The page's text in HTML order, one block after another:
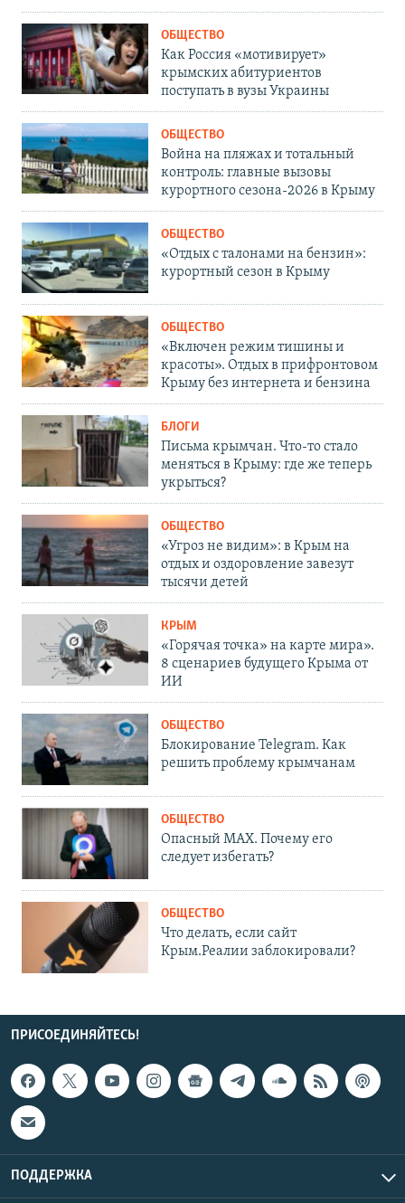
ОБЩЕСТВО
Как Россия «мотивирует»
крымских абитуриентов
поступать в вузы Украины
ОБЩЕСТВО
Война на пляжах и тотальный
контроль: главные вызовы
курортного сезона-2026 в Крыму
ОБЩЕСТВО
«Отдых с талонами на бензин»:
курортный сезон в Крыму
ОБЩЕСТВО
«Включен режим тишины и
красоты». Отдых в прифронтовом
Крыму без интернета и бензина
БЛОГИ
Письма крымчан. Что-то стало
меняться в Крыму: где же теперь
укрыться?
ОБЩЕСТВО
«Угроз не видим»: в Крым на
отдых и оздоровление завезут
тысячи детей
КРЫМ
«Горячая точка» на карте мира».
8 сценариев будущего Крыма от
ИИ
ОБЩЕСТВО
Блокирование Telegram. Как
решить проблему крымчанам
ОБЩЕСТВО
Опасный MAX. Почему его
следует избегать?
ОБЩЕСТВО
Что делать, если сайт
Крым.Реалии заблокировали?
ПРИСОЕДИНЯЙТЕСЬ!
ПОДДЕРЖКА